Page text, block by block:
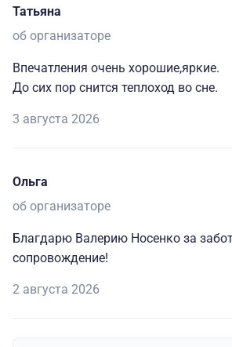
Татьяна
об организаторе
Впечатления очень хорошие,яркие.
До сих пор снится теплоход во сне.
3 августа 2026
Ольга
об организаторе
Благдарю Валерию Носенко за
сопровождение!
2 августа 2026